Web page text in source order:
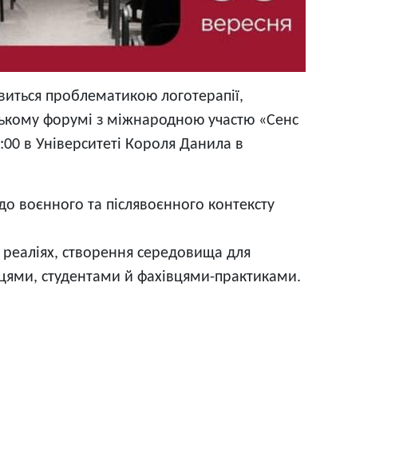
проблематикою логотерапії,
форумі з міжнародною участю «Сенс
в Університеті Короля Данила в
воєнного та післявоєнного контексту
реаліях, створення середовища для
студентами й фахівцями-практиками.